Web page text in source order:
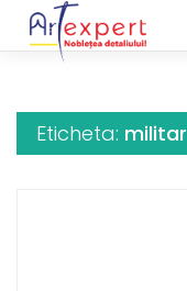
Eticheta: militar